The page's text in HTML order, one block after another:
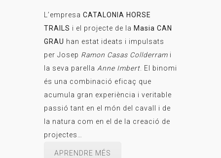
L’empresa CATALONIA HORSE
TRAILS i el projecte de la Masia CAN
GRAU han estat ideats i impulsats
per Josep Ramon Casas Collderram i
la seva parella Anne Imbert . El binomi
és una combinació eficaç que
acumula gran experiència i veritable
passió tant en el món del cavall i de
la natura com en el de la creació de
projectes…
APRENDRE MÉS